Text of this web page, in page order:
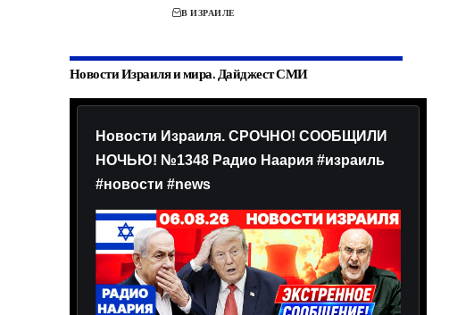
В ИЗРАИЛЕ
Новости Израиля и мира. Дайджест СМИ